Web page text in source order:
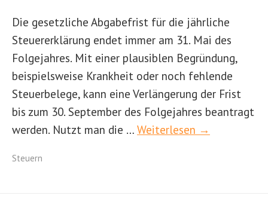
Die gesetzliche Abgabefrist für die jährliche
Steuererklärung endet immer am 31. Mai des
Folgejahres. Mit einer plausiblen Begründung,
beispielsweise Krankheit oder noch fehlende
Steuerbelege, kann eine Verlängerung der Frist
bis zum 30. September des Folgejahres beantragt
werden. Nutzt man die … Weiterlesen →
Steuern